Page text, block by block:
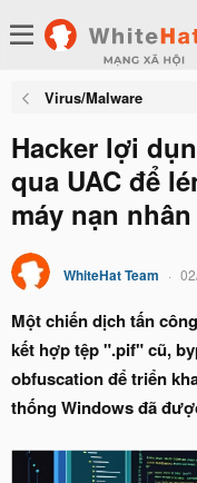
Virus/Malware
Hacker lợi
qua UAC để
máy nạn nhân
WhiteHat Team
Một chiến dịch tấn
kết hợp tệp ".pif" cũ,
obfuscation để triển
thống Windowsđã